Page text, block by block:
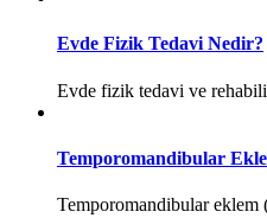
Evde Fizik Tedavi Nedir?
Evde fizik tedavi ve
Temporomandibular
Temporomandibular